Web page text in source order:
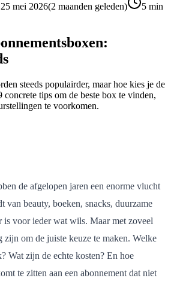
25 mei 2026(2 maanden geleden) 5 min
steeds populairder, maar hoe kies je de
concrete tips om de beste box te vinden,
te voorkomen.
de afgelopen jaren een enorme vlucht
van beauty, boeken, snacks, duurzame
is voor ieder wat wils. Maar met zoveel
zijn om de juiste keuze te maken. Welke
Wat zijn de echte kosten? En hoe
te zitten aan een abonnement dat niet